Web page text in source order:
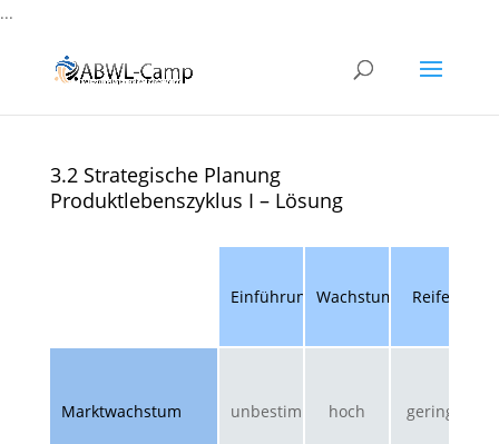
...
3.2 Strategische Planung
Produktlebenszyklus I – Lösung
Einführung Wachstum Reife
Marktwachstum unbestimmt hoch gering